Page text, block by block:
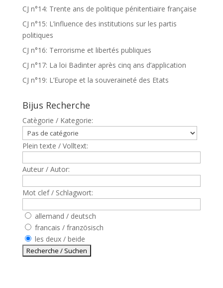
CJ n°14: Trente ans de politique pénitentiaire française
CJ n°15: L’influence des institutions sur les partis
politiques
CJ n°16: Terrorisme et libertés publiques
CJ n°17: La loi Badinter après cinq ans d’application
CJ n°19: L’Europe et la souveraineté des Etats
Bijus Recherche
Catègorie / Kategorie:
Plein texte / Volltext:
Auteur / Autor:
Mot clef / Schlagwort:
allemand / deutsch
francais / französisch
les deux / beide